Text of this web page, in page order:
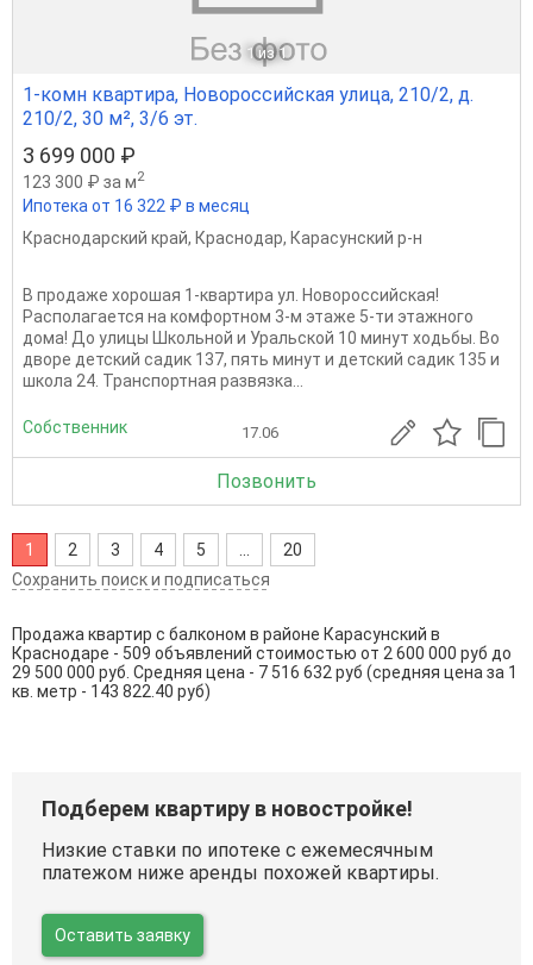
1 из 1
1-комн квартира, Новороссийская улица, 210/2, д.
210/2, 30 м², 3/6 эт.
3 699 000 ₽
123 300 ₽ за м2
Ипотека от 16 322 ₽ в месяц
Краснодарский край, Краснодар, Карасунский р-н
В продаже хорошая 1-квартира ул. Новороссийская!
Располагается на комфортном 3-м этаже 5-ти этажного
дома! До улицы Школьной и Уральской 10 минут ходьбы. Во
дворе детский садик 137, пять минут и детский садик 135 и
школа 24. Транспортная развязка...
Собственник 17.06
Позвонить
1 2 3 4 5
20
Сохранить поиск и подписаться
Продажа квартир с балконом в районе Карасунский в
Краснодаре - 509 объявлений стоимостью от 2 600 000 руб до
29 500 000 руб. Средняя цена - 7 516 632 руб (средняя цена за 1
кв. метр - 143 822.40 руб)
Подберем квартиру в новостройке!
Низкие ставки по ипотеке с ежемесячным
платежом ниже аренды похожей квартиры.
Оставить заявку